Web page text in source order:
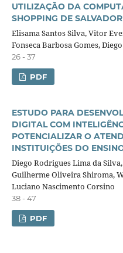
UTILIZAÇÃO DA
SHOPPING DE SALVADOR
Elisama Santos Silva, Vitor
Fonseca Barbosa Gomes,
26 - 37
PDF
ESTUDO PARA
DIGITAL COM
POTENCIALIZAR O
INSTITUIÇÕES DO
Diego Rodrigues Lima da
Guilherme Oliveira Shiroma,
Luciano Nascimento Corsino
38 - 47
PDF